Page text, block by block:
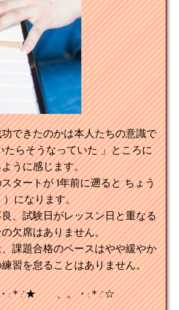
できたのかは本人たちの意識で
たらそうなっていた 」ところに
うに感じます。
タートが 1年前に遡ると ちょう
）になります。
、試験日がレッスン日と重なる
欠席はありません。
課題合格のペースはやや緩やか
習を怠ることはありません。
・:＊:`★ 、。・:＊:`☆